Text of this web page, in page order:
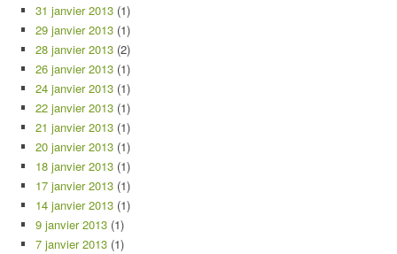
31 janvier 2013 (1)
29 janvier 2013 (1)
28 janvier 2013 (2)
26 janvier 2013 (1)
24 janvier 2013 (1)
22 janvier 2013 (1)
21 janvier 2013 (1)
20 janvier 2013 (1)
18 janvier 2013 (1)
17 janvier 2013 (1)
14 janvier 2013 (1)
9 janvier 2013 (1)
7 janvier 2013 (1)